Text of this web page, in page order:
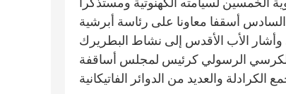
السادس أسقفا معاونا على رئاسة أبرشية
وأشار الأب الأقدس إلى نشاط البطريرك
الرسولي كرئيس لمجلس أساقفة